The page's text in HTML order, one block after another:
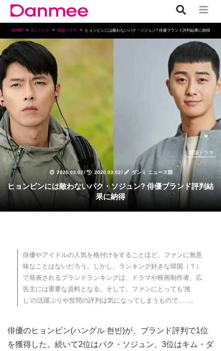
HOME Kニュース 韓国ドラマ ヒョンビンには敵わないパク・ソジュン? 俳優ブランド評判結果に納得
2020.03.02/ 2020.03.02/ ダンミ ニュース部
韓国ドラマ
ヒョンビンには敵わないパク・ソジュン? 俳優ブランド評判結
果に納得
俳優やアイドルの人気を格付けをすることほど、ファンに無意
味なことはないだろう。しかし、ランキング好きな韓国（？）
で発表されるブランドランキングは、ドラマや映画制作者、広
告主には重要な資料となる。そして、ファンにとっても’推
し’の活躍ぶりや世間の評判は気になってしまうもので……。
俳優のヒョンビン(ハングル 현빈)が、ブランド評判で1位
を獲得した。続いて2位はパク・ソジュン、3位はキム・ダ